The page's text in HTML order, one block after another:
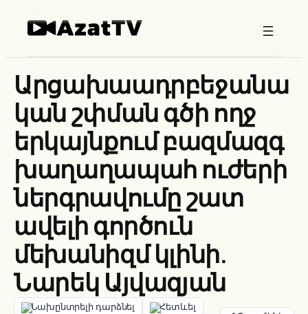
Արցախաադրբեջանա
կան շփման գծի ողջ
երկայնքում բազմազգ
խաղաղապահ ուժերի
ներգրավումը շատ
ավելի գործուն
մեխանիզմ կլինի.
Նարեկ Այվազյան
Նախընտրելի դարձնել
Հետևել